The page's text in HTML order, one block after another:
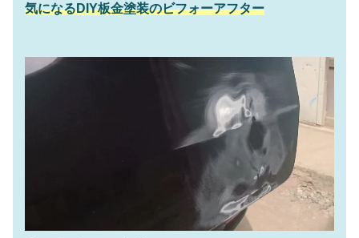
気になるDIY板金塗装のビフォーアフター